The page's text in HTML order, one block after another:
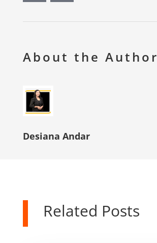
About the Author
Desiana Andar
Related Posts